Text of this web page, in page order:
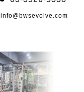
info@bwsevolve.com